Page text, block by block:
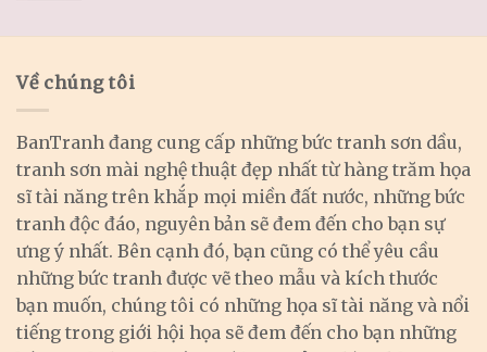
Về chúng tôi
BanTranh đang cung cấp những bức tranh sơn dầu,
tranh sơn mài nghệ thuật đẹp nhất từ hàng trăm họa
sĩ tài năng trên khắp mọi miền đất nước, những bức
tranh độc đáo, nguyên bản sẽ đem đến cho bạn sự
ưng ý nhất. Bên cạnh đó, bạn cũng có thể yêu cầu
những bức tranh được vẽ theo mẫu và kích thước
bạn muốn, chúng tôi có những họa sĩ tài năng và nổi
tiếng trong giới hội họa sẽ đem đến cho bạn những